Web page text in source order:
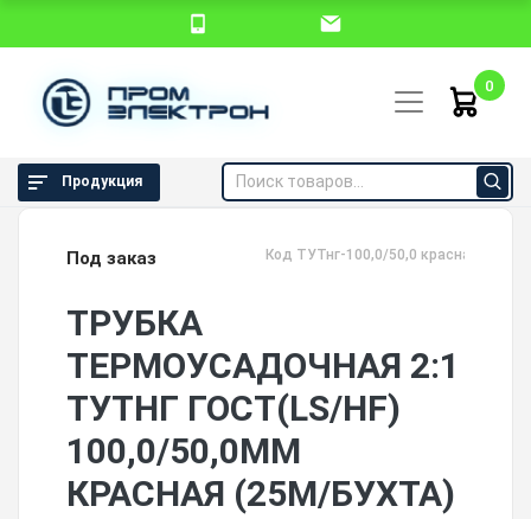
0
Продукция
Под заказ Код ТУТнг-100,0/50,0 красная
ТРУБКА
ТЕРМОУСАДОЧНАЯ 2:1
ТУТНГ ГОСТ(LS/HF)
100,0/50,0ММ
КРАСНАЯ (25М/БУХТА)